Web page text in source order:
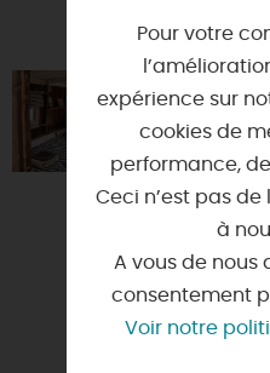
LE
45130 -
Sur les
Loire,
Pour votre
expérience sur
cookies de
performance,
Ceci n’est pas
à
A vous de nous
consentement
Voir notre